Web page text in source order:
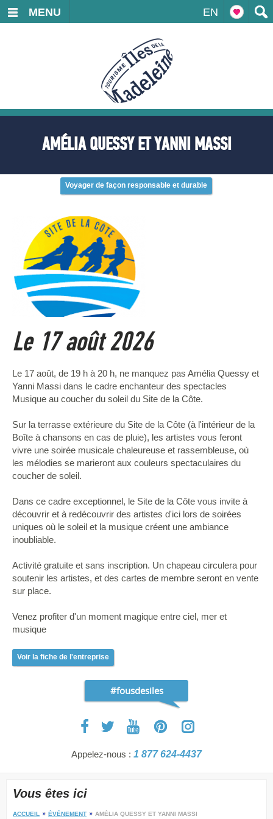
EN
MENU
AMÉLIA QUESSY ET YANNI MASSI
Voyager de façon responsable et durable
Le 17 août 2026
Le 17 août, de 19 h à 20 h, ne manquez pas Amélia Quessy et
Yanni Massi dans le cadre enchanteur des spectacles
Musique au coucher du soleil du Site de la Côte.
Sur la terrasse extérieure du Site de la Côte (à l'intérieur de la
Boîte à chansons en cas de pluie), les artistes vous feront
vivre une soirée musicale chaleureuse et rassembleuse, où
les mélodies se marieront aux couleurs spectaculaires du
coucher de soleil.
Dans ce cadre exceptionnel, le Site de la Côte vous invite à
découvrir et à redécouvrir des artistes d'ici lors de soirées
uniques où le soleil et la musique créent une ambiance
inoubliable.
Activité gratuite et sans inscription. Un chapeau circulera pour
soutenir les artistes, et des cartes de membre seront en vente
sur place.
Venez profiter d'un moment magique entre ciel, mer et
musique
Voir la fiche de l'entreprise
#fousdesiles
Appelez-nous : 1 877 624-4437
Vous êtes ici
ACCUEIL ÉVÉNEMENT AMÉLIA QUESSY ET YANNI MASSI